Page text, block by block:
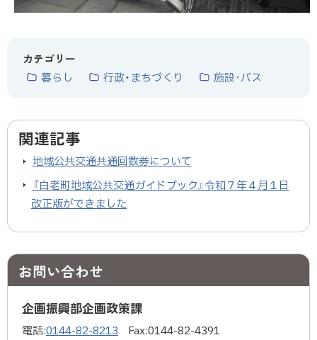
カテゴリー
暮らし 行政・まちづくり 施設･バス
関連記事
地域公共交通共通回数券について
『白老町地域公共交通ガイドブック』令和７年４月１日
改正版ができました
お問い合わせ
企画振興部企画政策課
電話:0144-82-8213 Fax:0144-82-4391